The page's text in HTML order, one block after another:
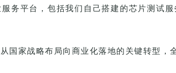
务平台，包括我们自己搭建的芯片测试
国家战略布局向商业化落地的关键转型，